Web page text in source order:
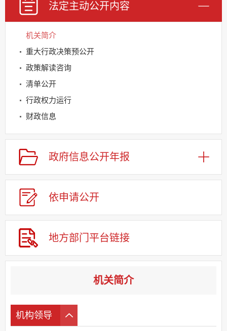
法定主动公开内容
机关简介
重大行政决策预公开
政策解读咨询
清单公开
行政权力运行
财政信息
基层重点领域信息公开
规划信息
建议提案办理
公务员及事业单位招
录
回应关切
监督保障
其他法定信息
政府信息公开年报
依申请公开
地方部门平台链接
机关简介
机构领导